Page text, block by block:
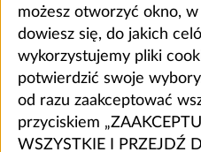
możesz otworzyć okno,
dowiesz się, do jakich
wykorzystujemy pliki
potwierdzić swoje
od razu zaakceptować
przyciskiem
WSZYSTKIE I PRZEJDŹ